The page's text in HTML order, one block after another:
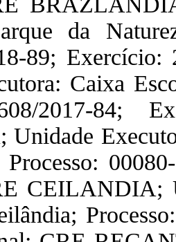
da
89;
Caixa
2017-
CEILANDIA;